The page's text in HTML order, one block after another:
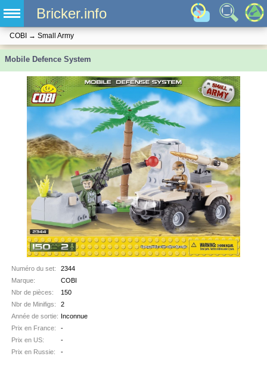
Bricker.info
COBI → Small Army
Mobile Defence System
Numéro du set:
2344
Marque:
COBI
Nbr de pièces:
150
Nbr de Minifigs:
2
Année de sortie: Inconnue
Prix en France:
-
Prix en US:
-
Prix en Russie:
-